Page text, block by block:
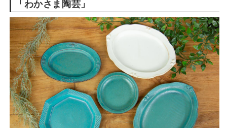
「わかさま陶芸」